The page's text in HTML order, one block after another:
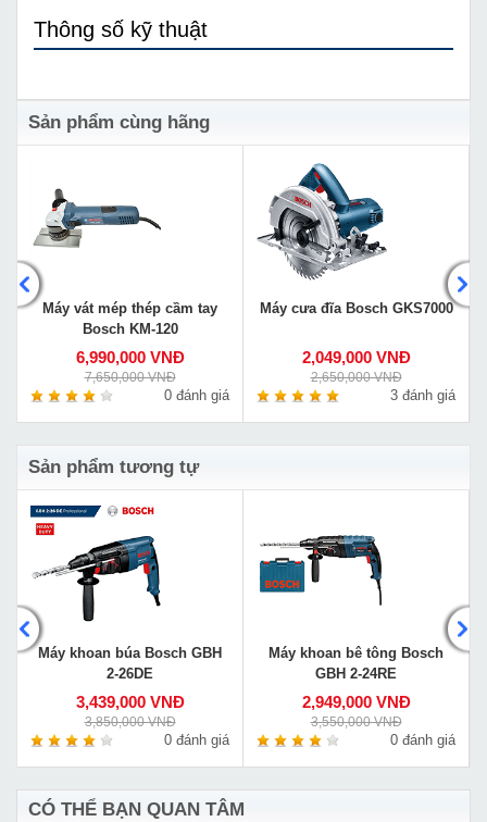
Thông số kỹ thuật
Sản phẩm cùng hãng
Máy vát mép thép cầm tay
Bosch KM-120
6,990,000 VNĐ
7,650,000 VNĐ
0 đánh giá
Máy cưa đĩa Bosch GKS7000
2,049,000 VNĐ
2,650,000 VNĐ
3 đánh giá
Sản phẩm tương tự
Máy khoan búa Bosch GBH
2-26DE
3,439,000 VNĐ
3,850,000 VNĐ
0 đánh giá
Máy khoan bê tông Bosch
GBH 2-24RE
2,949,000 VNĐ
3,550,000 VNĐ
0 đánh giá
CÓ THỂ BẠN QUAN TÂM